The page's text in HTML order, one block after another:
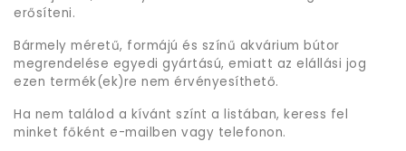
erősíteni.
Bármely méretű, formájú és színű akvárium bútor
megrendelése egyedi gyártású, emiatt az elállási jog
ezen termék(ek)re nem érvényesíthető.
Ha nem találod a kívánt színt a listában, keress fel
minket főként e-mailben vagy telefonon.